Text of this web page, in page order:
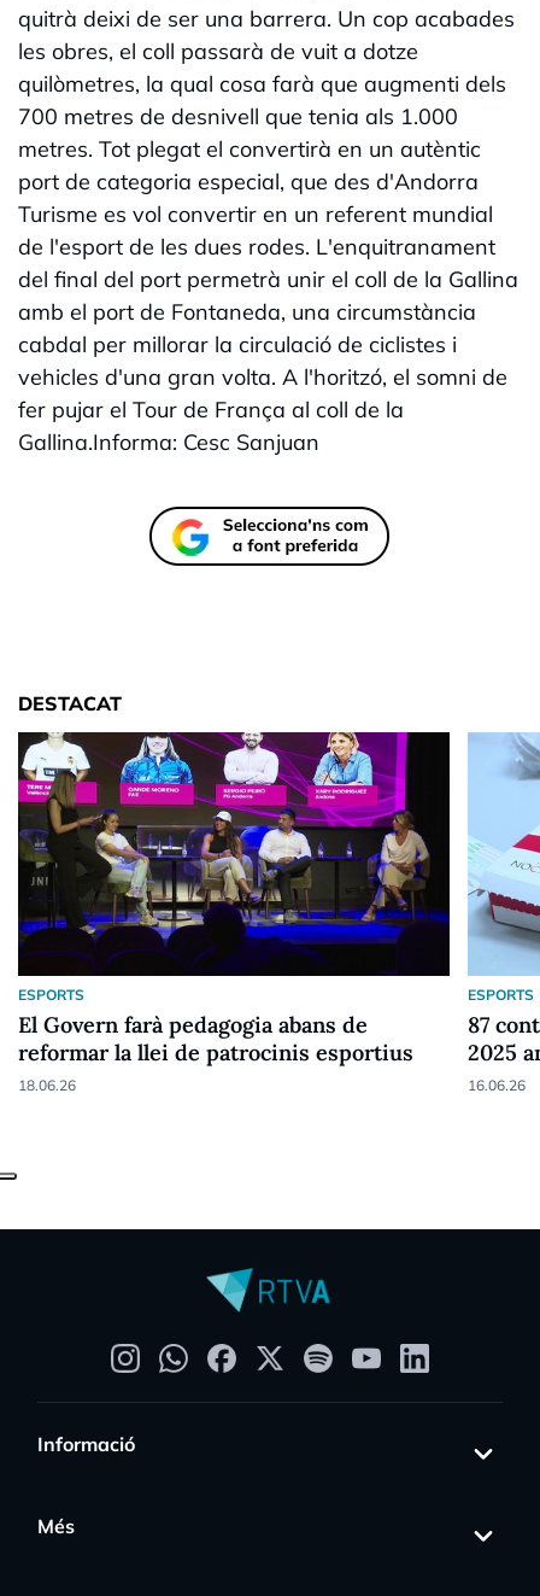
quitrà deixi de ser una barrera. Un cop acabades
les obres, el coll passarà de vuit a dotze
quilòmetres, la qual cosa farà que augmenti dels
700 metres de desnivell que tenia als 1.000
metres. Tot plegat el convertirà en un autèntic
port de categoria especial, que des d'Andorra
Turisme es vol convertir en un referent mundial
de l'esport de les dues rodes. L'enquitranament
del final del port permetrà unir el coll de la Gallina
amb el port de Fontaneda, una circumstància
cabdal per millorar la circulació de ciclistes i
vehicles d'una gran volta. A l'horitzó, el somni de
fer pujar el Tour de França al coll de la
Gallina.Informa: Cesc Sanjuan
DESTACAT
ESPORTS
El Govern farà pedagogia abans de
reformar la llei de patrocinis esportius
18.06.26
ESPORTS
87
2025
16.06.26
Informació
Més